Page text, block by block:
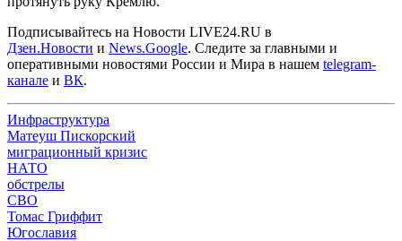
Подписывайтесь на Новости LIVE24.RU в
Дзен.Новости и News.Google. Следите за главными и
оперативными новостями России и Мира в нашем telegram-
канале и ВК.
Инфраструктура
Матеуш Пискорский
миграционный кризис
НАТО
обстрелы
СВО
Томас Гриффит
Югославия